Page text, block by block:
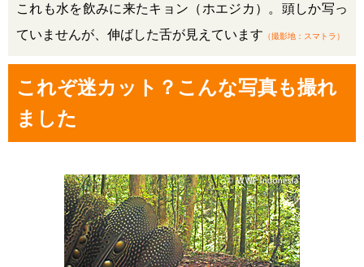
これも水を飲みに来たキョン（ホエジカ）。頭しか写っ
ていませんが、伸ばした舌が見えています （撮影地：スマトラ）
これぞ迷カット？こんな写真も撮れ
ました